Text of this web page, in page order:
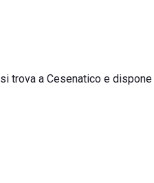
si trova a Cesenatico e